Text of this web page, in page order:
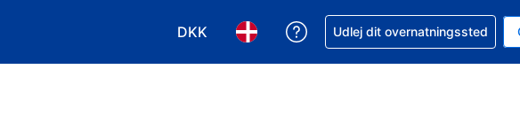
DKK
Vælg valuta. Din nuværende valuta er Danske
Vælg sprog. Dit nuværende sprog er
Få hjælp til en booking
Udlej dit overnatningssted